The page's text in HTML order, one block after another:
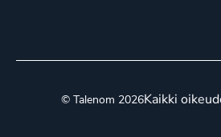
© Talenom 2026Kaikki